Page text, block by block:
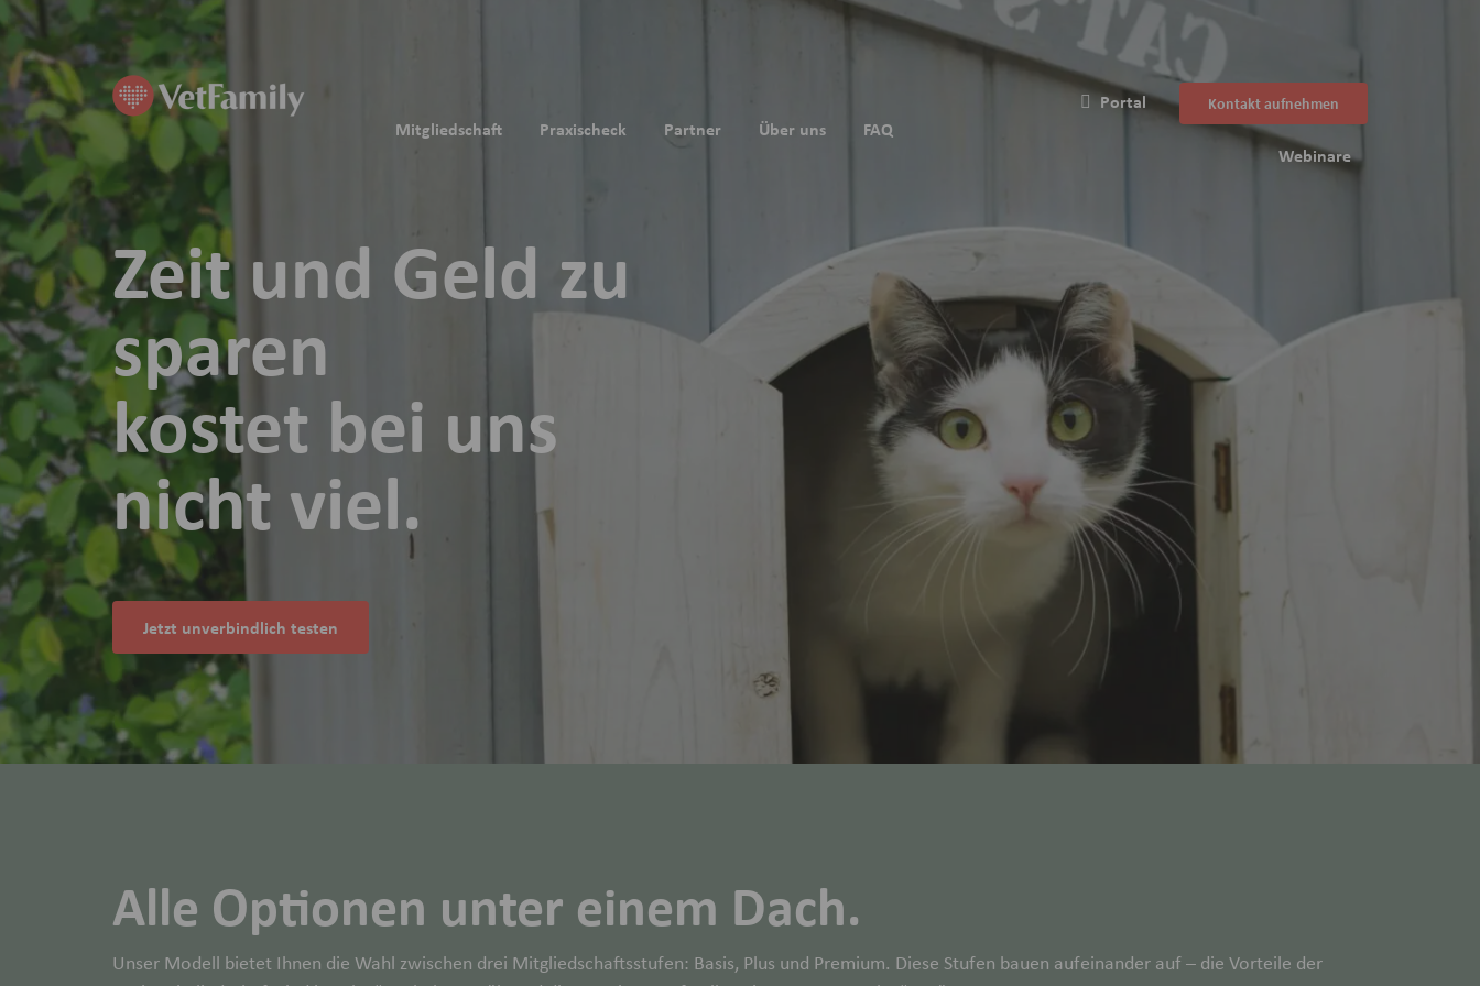
Mitgliedschaft Praxischeck Partner Über uns FAQ
Portal Kontakt aufnehmen
Webinare
Zeit und Geld zu
sparen
kostet bei uns
nicht viel.
Jetzt unverbindlich testen
Alle Optionen unter einem Dach.
Unser Modell bietet Ihnen die Wahl zwischen drei Mitgliedschaftsstufen: Basis, Plus und Premium. Diese Stufen bauen aufeinander auf – die Vorteile der